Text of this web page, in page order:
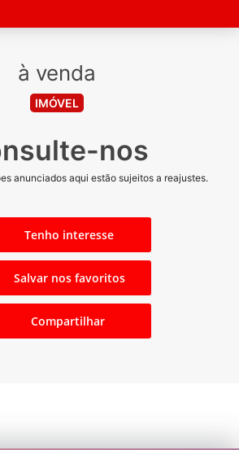
à venda
IMÓVEL
nos
anunciados aqui estão sujeitos a reajustes.
Tenho interesse
Salvar nos favoritos
Compartilhar